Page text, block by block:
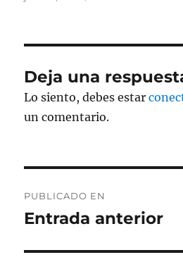
Deja una
Lo siento, debes estar
un comentario.
de
PUBLICADO EN
Entrada anterior